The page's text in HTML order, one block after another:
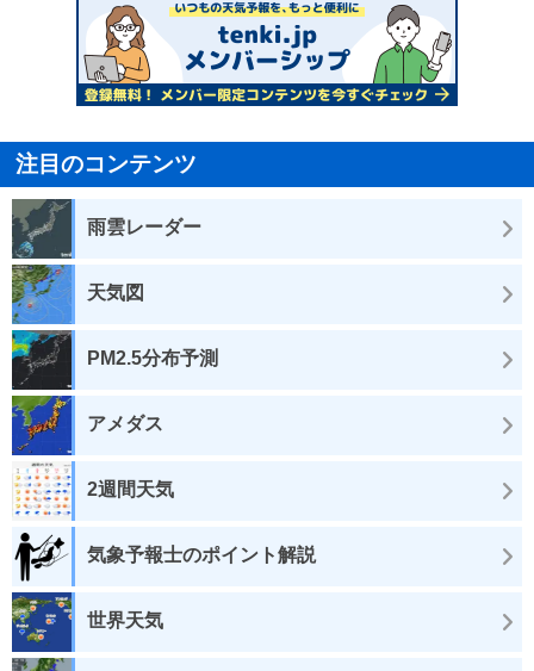
注目のコンテンツ
雨雲レーダー
天気図
PM2.5分布予測
アメダス
2週間天気
気象予報士のポイント解説
世界天気